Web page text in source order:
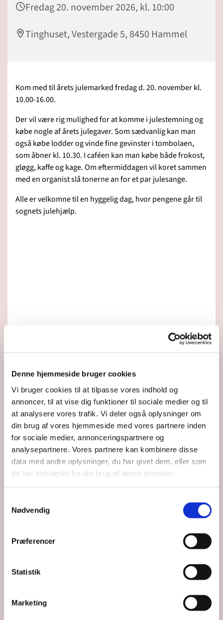
Denne hjemmeside bruger cookies
Vi bruger cookies til at tilpasse vores indhold og
annoncer, til at vise dig funktioner til sociale medier og til
at analysere vores trafik. Vi deler også oplysninger om
din brug af vores hjemmeside med vores partnere inden
for sociale medier, annonceringspartnere og
analysepartnere. Vores partnere kan kombinere disse
data med andre oplysninger, du har givet dem, eller som
de har indsamlet fra din brug af deres tjenester.
Nødvendig
Præferencer
Statistik
Marketing
Fredag 20. november 2026, kl. 10:00
Tinghuset, Vestergade 5, 8450 Hammel
Kom med til årets julemarked fredag d. 20. november kl.
10.00-16.00.
Der vil være rig mulighed for at komme i julestemning og
købe nogle af årets julegaver. Som sædvanlig kan man
også købe lodder og vinde fine gevinster i tombolaen,
som åbner kl. 10.30. I caféen kan man købe både frokost,
gløgg, kaffe og kage. Om eftermiddagen vil koret sammen
med en organist slå tonerne an for et par julesange.
Alle er velkomne til en hyggelig dag, hvor pengene går til
sognets julehjælp.
Du vil måske også kunne lide...